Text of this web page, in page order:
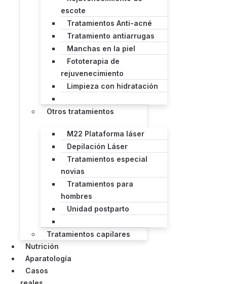
escote
Tratamientos Anti-acné
Tratamiento antiarrugas
Manchas en la piel
Fototerapia de
rejuvenecimiento
Limpieza con hidratación
Otros tratamientos
M22 Plataforma láser
Depilación Láser
Tratamientos especial
novias
Tratamientos para
hombres
Unidad postparto
Tratamientos capilares
Nutrición
Aparatología
Casos